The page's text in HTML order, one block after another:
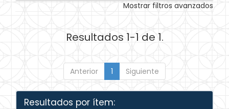
Mostrar filtros avanzados
Resultados 1-1 de 1.
Anterior 1 Siguiente
Resultados por ítem: